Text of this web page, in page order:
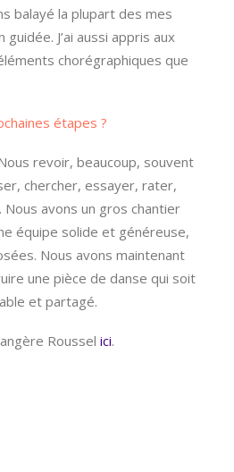
balayé la plupart des mes
J’ai aussi appris aux
chorégraphiques que
étapes ?
revoir, beaucoup, souvent
chercher, essayer, rater,
avons un gros chantier
équipe solide et généreuse,
Nous avons maintenant
une pièce de danse qui soit
et partagé.
Roussel ici.